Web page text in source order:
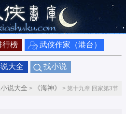
行榜 武侠作家（港台）
大全 找小说
说大全 > 《海神》 > 第十九章 回家第3节